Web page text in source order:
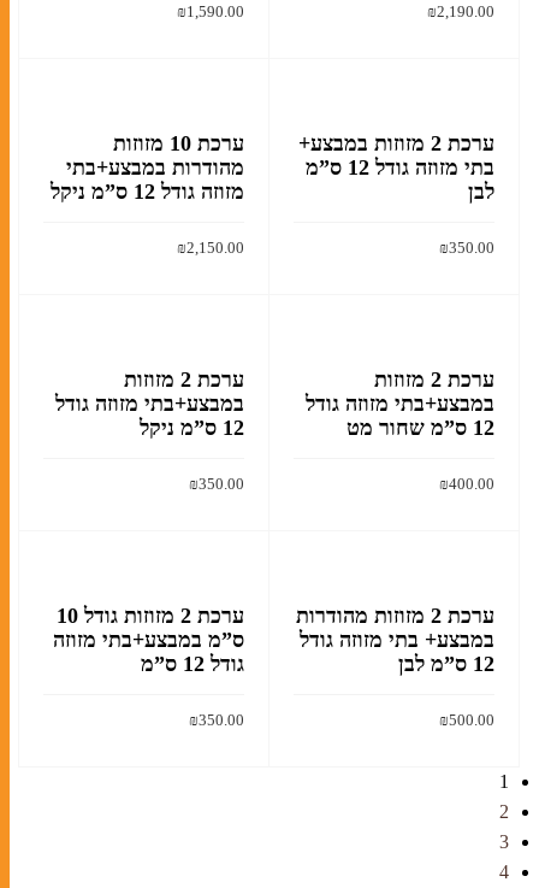
₪1,590.00 ₪2,190.00
ערכת 10 מזוזות
מהודרות במבצע+בתי
מזוזה גודל 12 ס”מ ניקל
₪2,150.00
ערכת 2 מזוזות במבצע+
בתי מזוזה גודל 12 ס”מ
לבן
₪350.00
ערכת 2 מזוזות
במבצע+בתי מזוזה גודל
12 ס”מ ניקל
₪350.00
ערכת 2 מזוזות
במבצע+בתי מזוזה גודל
12 ס”מ שחור מט
₪400.00
ערכת 2 מזוזות גודל 10
ס”מ במבצע+בתי מזוזה
גודל 12 ס”מ
₪350.00
ערכת 2 מזוזות מהודרות
במבצע+ בתי מזוזה גודל
12 ס”מ לבן
₪500.00
1
2
3
4
ברית מילה
חתונה
ברכונים